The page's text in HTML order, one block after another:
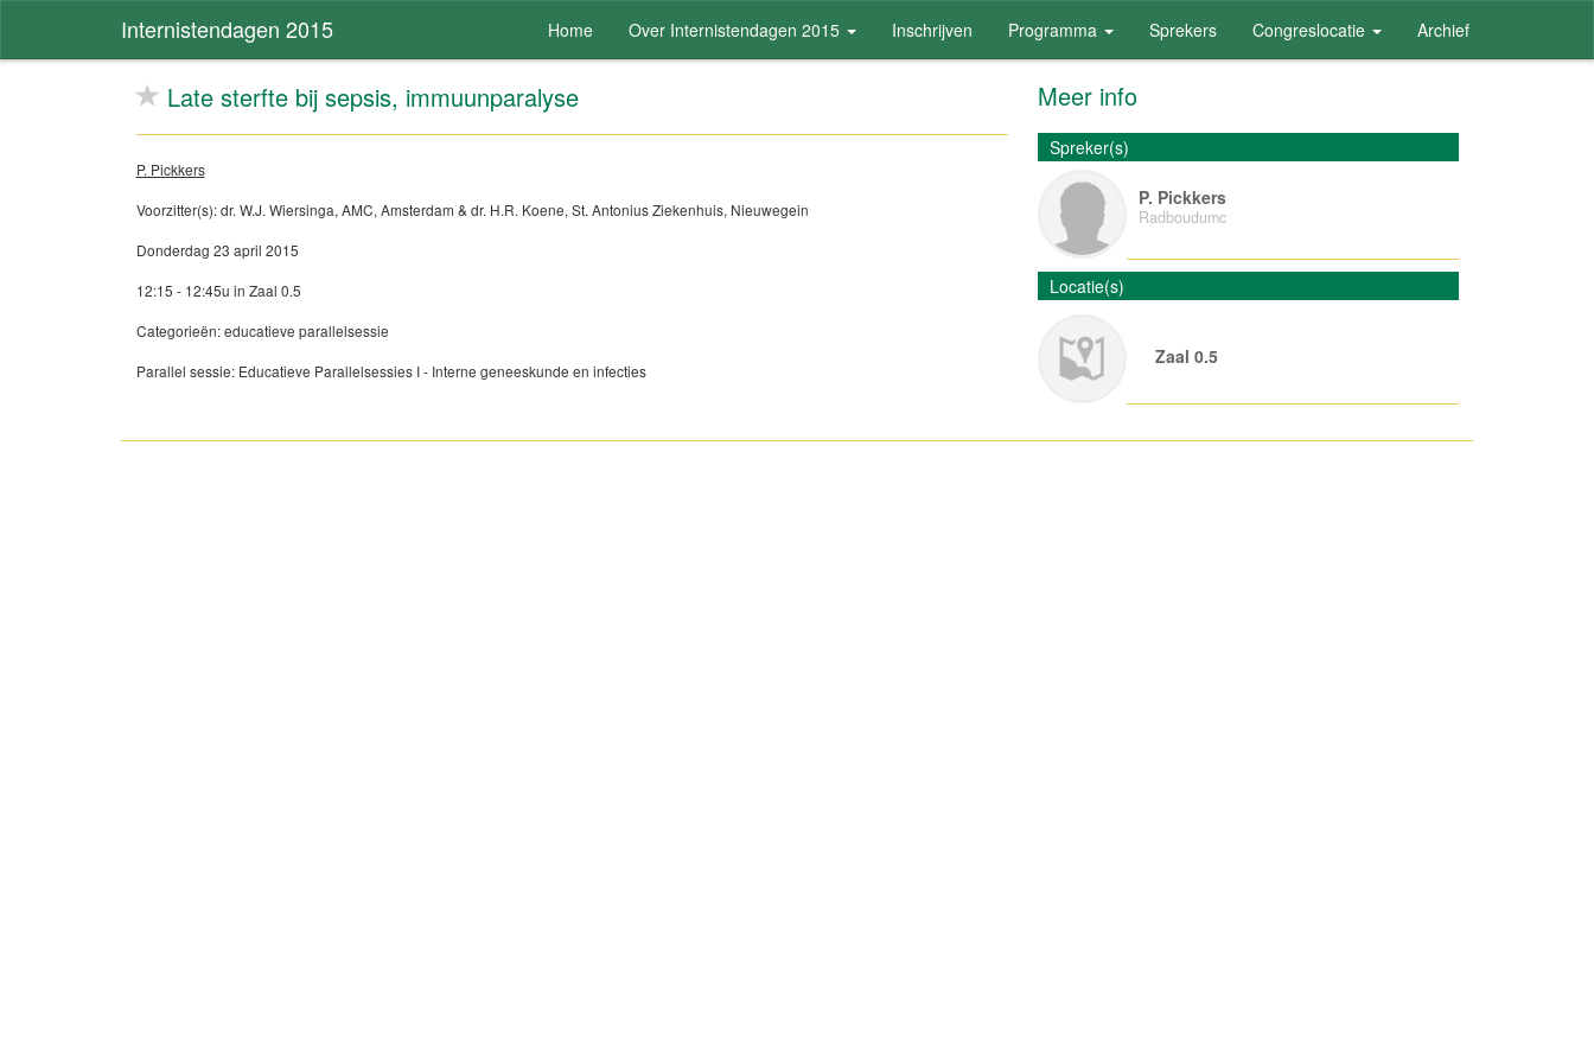
Internistendagen 2015 Home Over Internistendagen 2015 Inschrijven Programma Sprekers Congreslocatie Archief
Late sterfte bij sepsis, immuunparalyse
P. Pickkers
Voorzitter(s): dr. W.J. Wiersinga, AMC, Amsterdam & dr. H.R. Koene, St. Antonius Ziekenhuis, Nieuwegein
Donderdag 23 april 2015
12:15 - 12:45u in Zaal 0.5
Categorieën: educatieve parallelsessie
Parallel sessie: Educatieve Parallelsessies I - Interne geneeskunde en infecties
Meer info
Spreker(s)
P. Pickkers
Radboudumc
Locatie(s)
Zaal 0.5